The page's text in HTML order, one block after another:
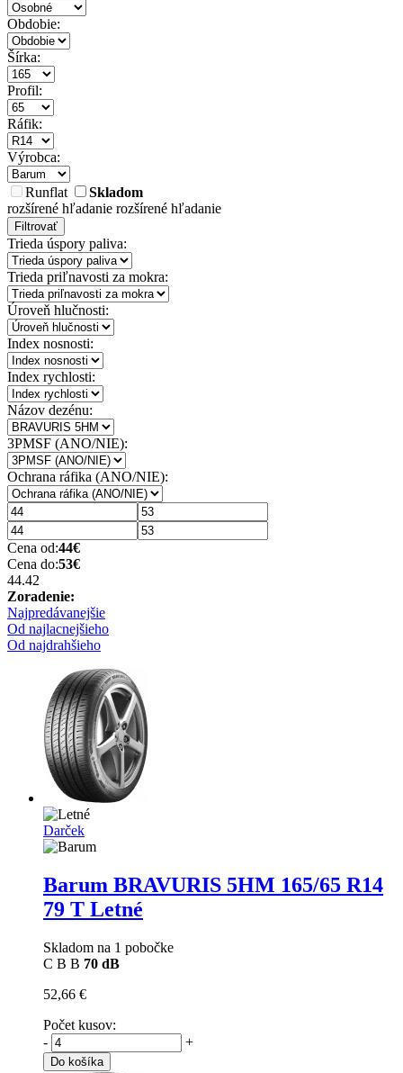
Obdobie:
Šírka:
Profil:
Ráfik:
Výrobca:
Runflat
Skladom
rozšírené hľadanie rozšírené hľadanie
Filtrovať
Trieda úspory paliva:
Trieda priľnavosti za mokra:
Úroveň hlučnosti:
Index nosnosti:
Index rychlosti:
Názov dezénu:
3PMSF (ANO/NIE):
Ochrana ráfika (ANO/NIE):
Cena od:44€
Cena do:53€
44.42
Zoradenie:
Najpredávanejšie
Od najlacnejšieho
Od najdrahšieho
Darček
Barum BRAVURIS 5HM 165/65 R14
79 T Letné
Skladom na 1 pobočke
C B B 70 dB
52,66 €
Počet kusov:
-
+
Do košíka